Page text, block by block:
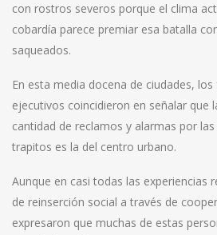
con rostros severos porque el clima
cobardía parece premiar esa batalla
saqueados.
En esta media docena de ciudades,
ejecutivos coincidieron en señalar que
cantidad de reclamos y alarmas por
trapitos es la del centro urbano.
Aunque en casi todas las experiencias
de reinserción social a través de
expresaron que muchas de estas